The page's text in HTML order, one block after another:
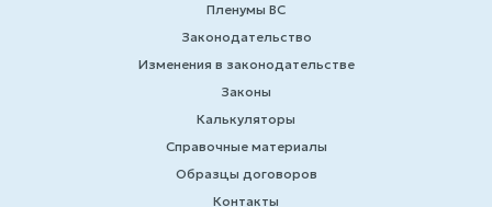
Пленумы ВС
Законодательство
Изменения в законодательстве
Законы
Калькуляторы
Справочные материалы
Образцы договоров
Контакты